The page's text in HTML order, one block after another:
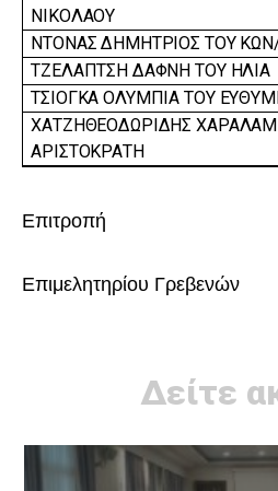
ΝΙΚΟΛΑΟΥ
ΝΤΟΝΑΣ ΔΗΜΗΤΡΙΟΣ ΤΟΥ
ΤΖΕΛΑΠΤΣΗ ΔΑΦΝΗ ΤΟΥ ΗΛΙΑ
ΤΣΙΟΓΚΑ ΟΛΥΜΠΙΑ ΤΟΥ
ΧΑΤΖΗΘΕΟΔΩΡΙΔΗΣ
ΑΡΙΣΤΟΚΡΑΤΗ
Η
Επιτροπή
Επιμελητηρίου Γρεβενών
Δείτε